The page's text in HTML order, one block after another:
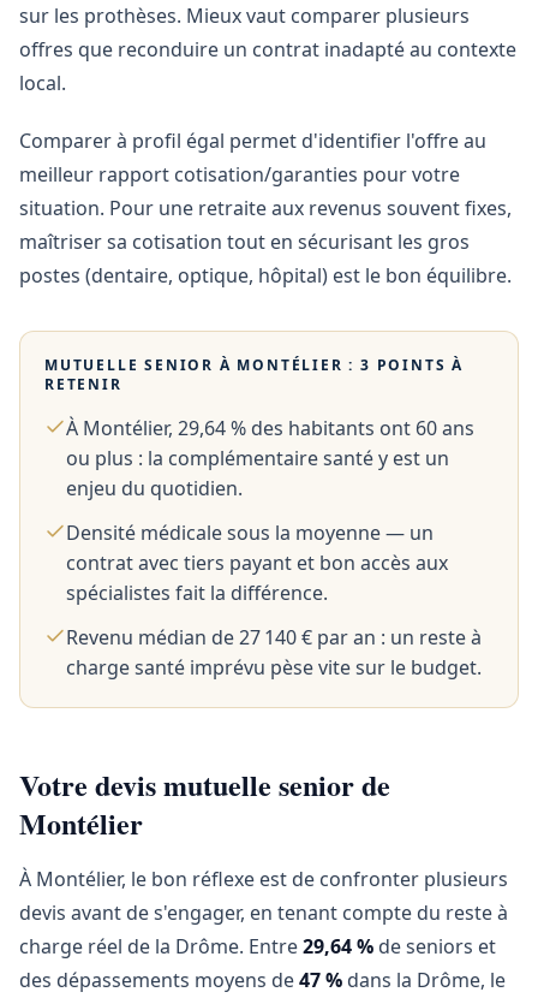
sur les prothèses. Mieux vaut comparer plusieurs
offres que reconduire un contrat inadapté au contexte
local.
Comparer à profil égal permet d'identifier l'offre au
meilleur rapport cotisation/garanties pour votre
situation. Pour une retraite aux revenus souvent fixes,
maîtriser sa cotisation tout en sécurisant les gros
postes (dentaire, optique, hôpital) est le bon équilibre.
MUTUELLE SENIOR À MONTÉLIER : 3 POINTS À
RETENIR
À Montélier, 29,64 % des habitants ont 60 ans
ou plus : la complémentaire santé y est un
enjeu du quotidien.
Densité médicale sous la moyenne — un
contrat avec tiers payant et bon accès aux
spécialistes fait la différence.
Revenu médian de 27 140 € par an : un reste à
charge santé imprévu pèse vite sur le budget.
Votre devis mutuelle senior de
Montélier
À Montélier, le bon réflexe est de confronter plusieurs
devis avant de s'engager, en tenant compte du reste à
charge réel de la Drôme. Entre29,64 % de seniors et
des dépassements moyens de47 % dans la Drôme, le